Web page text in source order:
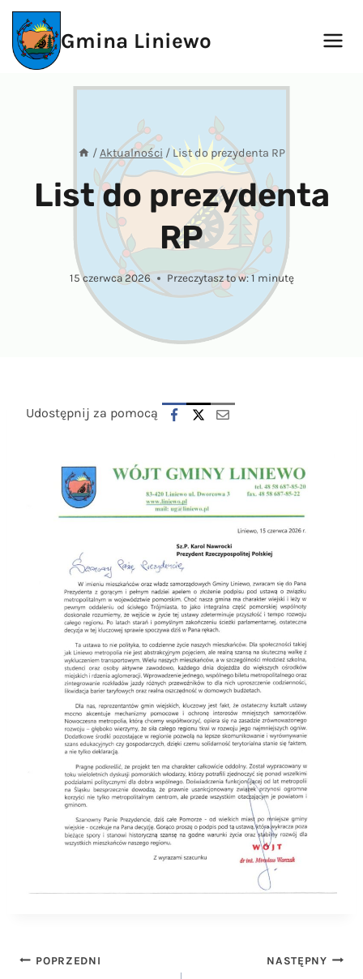
Przejdź
treści
Gmina Liniewo
/Aktualności /List do prezydenta RP
List do prezydenta
RP
15 czerwca 2026 Przeczytasz to w:1 minutę
Udostępnij za pomocą
Nawigacja
POPRZEDNI NASTĘPNY